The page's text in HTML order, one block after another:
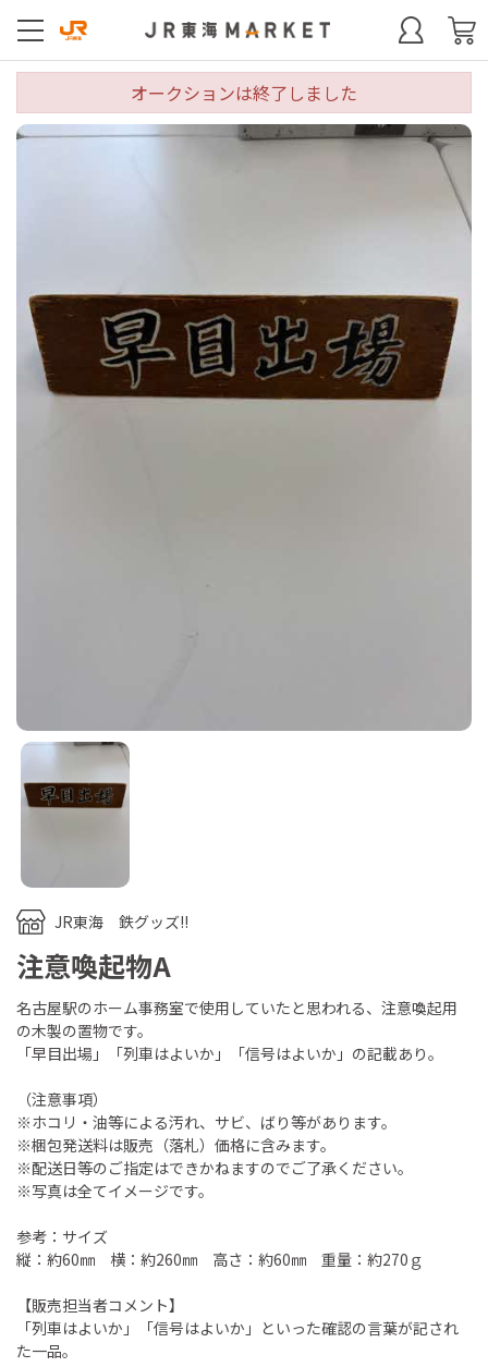
JR東海 鉄グッズ!!
注意喚起物A
名古屋駅のホーム事務室で使用していたと思われる、注意喚起用
の木製の置物です。
「早目出場」「列車はよいか」「信号はよいか」の記載あり。
（注意事項）
※ホコリ・油等による汚れ、サビ、ばり等があります。
※梱包発送料は販売（落札）価格に含みます。
※配送日等のご指定はできかねますのでご了承ください。
※写真は全てイメージです。
参考：サイズ
縦：約60㎜ 横：約260㎜ 高さ：約60㎜ 重量：約270ｇ
【販売担当者コメント】
「列車はよいか」「信号はよいか」といった確認の言葉が記され
た一品。
オークションは終了しました